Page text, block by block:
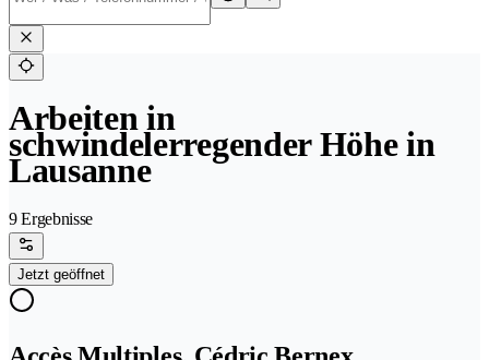
Arbeiten in
schwindelerregender Höhe in
Lausanne
9 Ergebnisse
Jetzt geöffnet